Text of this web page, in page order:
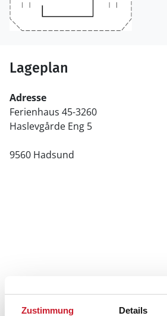
Zustimmung Details
Lageplan
Adresse
Ferienhaus 45-3260
Haslevgårde Eng 5
9560 Hadsund